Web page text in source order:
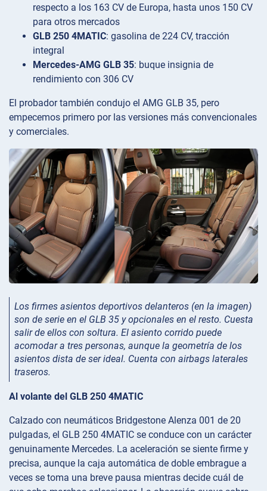
respecto a los 163 CV de Europa, hasta unos 150 CV
para otros mercados
GLB 250 4MATIC: gasolina de 224 CV, tracción
integral
Mercedes-AMG GLB 35: buque insignia de
rendimiento con 306 CV
El probador también condujo el AMG GLB 35, pero
empecemos primero por las versiones más convencionales
y comerciales.
Los firmes asientos deportivos delanteros (en la imagen)
son de serie en el GLB 35 y opcionales en el resto. Cuesta
salir de ellos con soltura. El asiento corrido puede
acomodar a tres personas, aunque la geometría de los
asientos dista de ser ideal. Cuenta con airbags laterales
traseros.
Al volante del GLB 250 4MATIC
Calzado con neumáticos Bridgestone Alenza 001 de 20
pulgadas, el GLB 250 4MATIC se conduce con un carácter
genuinamente Mercedes. La aceleración se siente firme y
precisa, aunque la caja automática de doble embrague a
veces se toma una breve pausa mientras decide cuál de